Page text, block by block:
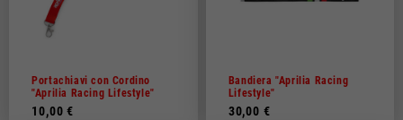
Portachiavi con Cordino
"Aprilia Racing Lifestyle"
10,00 €
Bandiera "Aprilia Racing
Lifestyle"
30,00 €